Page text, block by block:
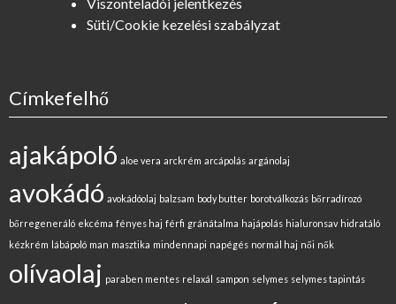
Süti/Cookie kezelési szabályzat
Címkefelhő
ajakápoló aloe vera arckrém arcápolás argánolaj
avokádó avokádóolaj balzsam body butter borotválkozás bőrradírozó
bőrregeneráló ekcéma fényes haj férfi gránátalma hajápolás hialuronsav hidratáló
kézkrém lábápoló man masztika mindennapi napégés normál haj női nők
olívaolaj paraben mentes relaxál sampon selymes selymes tapintás